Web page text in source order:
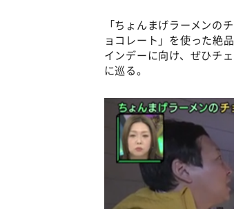
「ちょんまげラーメンの
ョコレート」を使った絶
インデーに向け、ぜひチ
に巡る。